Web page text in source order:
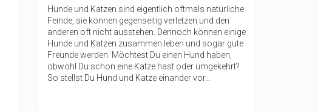
Hunde und Katzen sind eigentlich oftmals natürliche
Feinde, sie können gegenseitig verletzen und den
anderen oft nicht ausstehen. Dennoch können einige
Hunde und Katzen zusammen leben und sogar gute
Freunde werden. Möchtest Du einen Hund haben,
obwohl Du schon eine Katze hast oder umgekehrt?
So stellst Du Hund und Katze einander vor...